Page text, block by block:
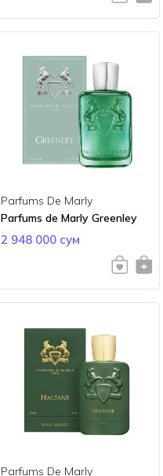
Parfums De Marly
Parfums de Marly Greenley
2 948 000 сум
Parfums De Marly